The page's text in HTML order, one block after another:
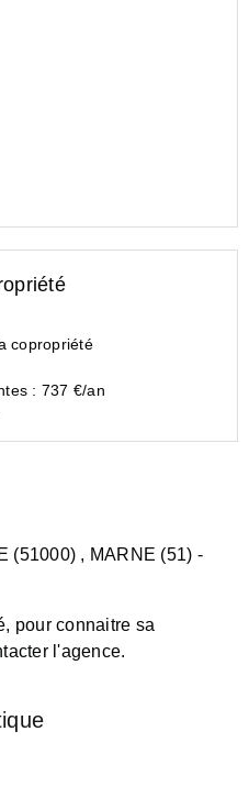
copropriété
: 737 €/an
(51000) , MARNE (51) -
pour connaitre sa
l'agence.